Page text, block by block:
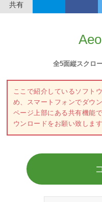
共有
全5面縦スクロ
ここで紹介しているソフト
め、スマートフォンでダウ
ページ上部にある共有機能
ウンロードをお願い致します